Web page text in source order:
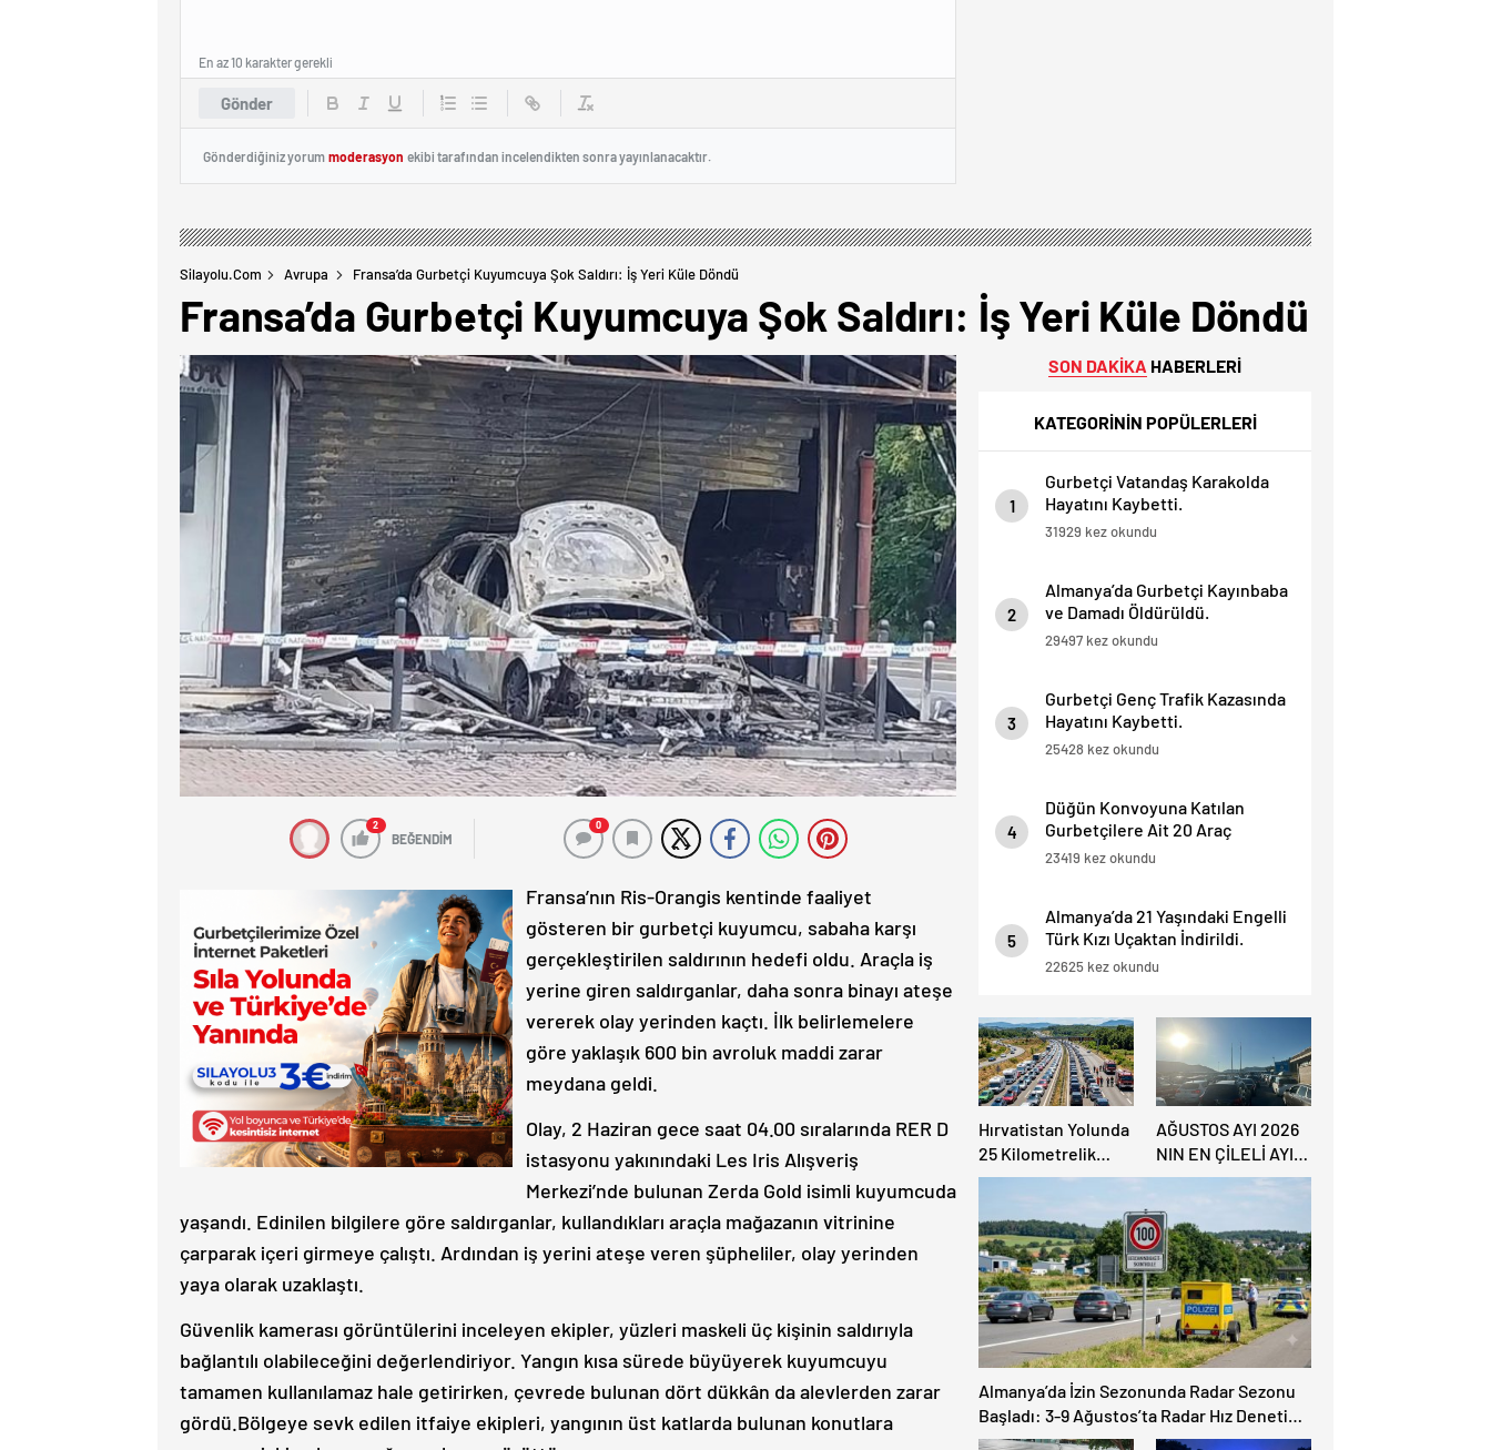
Gönder
En az 10 karakter gerekli
Gönderdiğiniz yorum moderasyon ekibi tarafından incelendikten sonra yayınlanacaktır.
Silayolu.com Avrupa Fransa’da Gurbetçi Kuyumcuya Şok Saldırı: İş Yeri Küle Döndü
Fransa’da Gurbetçi Kuyumcuya Şok Saldırı: İş Yeri Küle Döndü
2
BEĞENDİM
0
Fransa’nın Ris-Orangis kentinde faaliyet
gösteren bir gurbetçi kuyumcu, sabaha karşı
gerçekleştirilen saldırının hedefi oldu. Araçla iş
yerine giren saldırganlar, daha sonra binayı ateşe
vererek olay yerinden kaçtı. İlk belirlemelere
göre yaklaşık 600 bin avroluk maddi zarar
meydana geldi.
Olay, 2 Haziran gece saat 04.00 sıralarında RER D
istasyonu yakınındaki Les Iris Alışveriş
Merkezi’nde bulunan Zerda Gold isimli kuyumcuda
yaşandı. Edinilen bilgilere göre saldırganlar, kullandıkları araçla mağazanın vitrinine
çarparak içeri girmeye çalıştı. Ardından iş yerini ateşe veren şüpheliler, olay yerinden
yaya olarak uzaklaştı.
Güvenlik kamerası görüntülerini inceleyen ekipler, yüzleri maskeli üç kişinin saldırıyla
bağlantılı olabileceğini değerlendiriyor. Yangın kısa sürede büyüyerek kuyumcuyu
tamamen kullanılamaz hale getirirken, çevrede bulunan dört dükkân da alevlerden zarar
gördü.Bölgeye sevk edilen itfaiye ekipleri, yangının üst katlarda bulunan konutlara
SON DAKİKA HABERLERİ
KATEGORİNİN POPÜLERLERİ
1
Gurbetçi Vatandaş Karakolda
Hayatını Kaybetti.
31929 kez okundu
2
Almanya’da Gurbetçi Kayınbaba
ve Damadı Öldürüldü.
29497 kez okundu
3
Gurbetçi Genç Trafik Kazasında
Hayatını Kaybetti.
25428 kez okundu
4
Düğün Konvoyuna Katılan
Gurbetçilere Ait 20 Araç
Trafikten Men Edildi.
23419 kez okundu
5
Almanya’da 21 Yaşındaki Engelli
Türk Kızı Uçaktan İndirildi.
Detaylar Haberde.
22625 kez okundu
Hırvatistan Yolunda
25 Kilometrelik
Trafik Kuyruğu
AĞUSTOS AYI 2026
NIN EN ÇİLELİ AYI
OLACAK
Almanya’da İzin Sezonunda Radar Sezonu
Başladı: 3-9 Ağustos’ta Radar Hız Denetimi
Yapılacak!